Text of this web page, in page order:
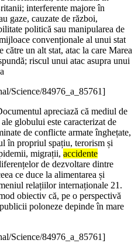
interferente majore în
gaze, cauzate de război,
politică sau manipularea de
convenționale al unui stat
un alt stat, atac la care Marea
riscul unui atac asupra unui
Science/84976_a_85761]
apreciază că mediul de
globului este caracterizat de
de conflicte armate înghețate,
în propriul spațiu, terorism și
migrații, accidente
de dezvoltare dintre
ce duce la alimentarea și
relațiilor internaționale 21.
obiectiv că, pe o perspectivă
poloneze depinde în mare
Science/84976_a_85761]